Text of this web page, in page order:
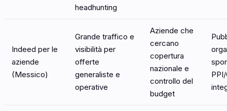
headhunting
Indeed per le
aziende
(Messico)
Grande traffico e
visibilità per
offerte
generaliste e
operative
Aziende che
cercano
copertura
nazionale e
controllo del
budget